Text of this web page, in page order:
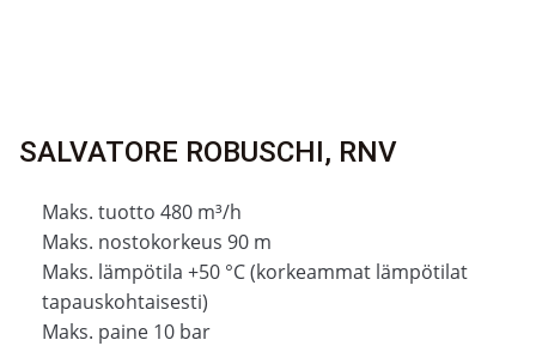
SALVATORE ROBUSCHI, RNV
Maks. tuotto 480 m³/h
Maks. nostokorkeus 90 m
Maks. lämpötila +50 °C (korkeammat lämpötilat
tapauskohtaisesti)
Maks. paine 10 bar